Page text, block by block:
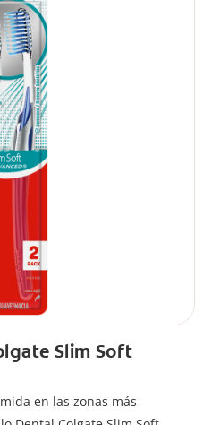
Slim Soft
en las zonas más